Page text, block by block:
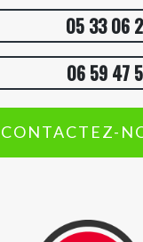
05 33 06
06 59 47
CONTACTEZ-